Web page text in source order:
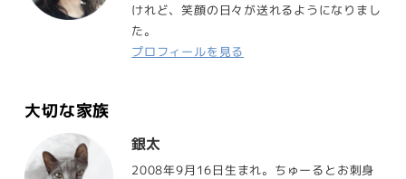
けれど、笑顔の日々が送れるようになりまし
た。
プロフィールを見る
大切な家族
銀太
2008年9月16日生まれ。ちゅーるとお刺身